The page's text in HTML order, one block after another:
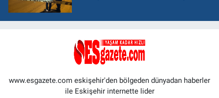
www.esgazete.com eskişehir'den bölgeden dünyadan haberler
ile Eskişehir internette lider